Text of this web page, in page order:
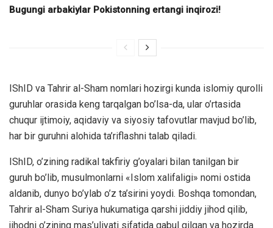
Bugungi arbakiylar Pokistonning ertangi inqirozi!
IShID va Tahrir al-Sham nomlari hozirgi kunda islomiy qurolli
guruhlar orasida keng tarqalgan bo’lsa-da, ular o’rtasida
chuqur ijtimoiy, aqidaviy va siyosiy tafovutlar mavjud bo’lib,
har bir guruhni alohida ta’riflashni talab qiladi.
IShID, o’zining radikal takfiriy g’oyalari bilan tanilgan bir
guruh bo’lib, musulmonlarni «Islom xalifaligi» nomi ostida
aldanib, dunyo bo’ylab o’z ta’sirini yoydi. Boshqa tomondan,
Tahrir al-Sham Suriya hukumatiga qarshi jiddiy jihod qilib,
jihodni o’zining mas’uliyati sifatida qabul qilgan va hozirda